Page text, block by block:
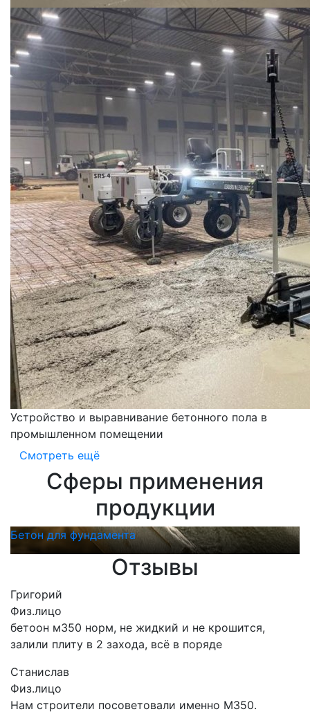
Устройство и выравнивание бетонного пола в
промышленном помещении
Смотреть ещё
Сферы применения
продукции
Бетон для фундамента
Отзывы
Григорий
Физ.лицо
бетоон м350 норм, не жидкий и не крошится,
залили плиту в 2 захода, всё в поряде
Станислав
Физ.лицо
Нам строители посоветовали именно М350.